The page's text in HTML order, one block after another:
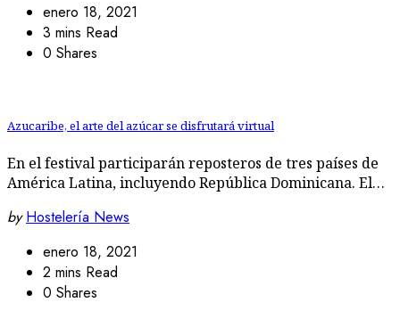
enero 18, 2021
3 mins Read
0 Shares
Azucaribe, el arte del azúcar se disfrutará virtual
En el festival participarán reposteros de tres países de
América Latina, incluyendo República Dominicana. El…
by Hostelería News
enero 18, 2021
2 mins Read
0 Shares